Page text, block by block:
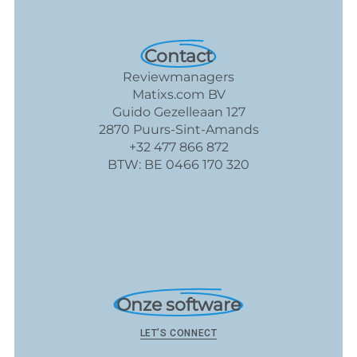
Contact
Reviewmanagers
Matixs.com BV
Guido Gezelleaan 127
2870 Puurs-Sint-Amands
+32 477 866 872
BTW: BE 0466 170 320
Onze software
LET’S CONNECT